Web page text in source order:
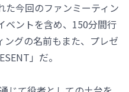
た今回のファンミーティン
ベントを含め、150分間行
ングの名前もまた、プレゼ
」だ。